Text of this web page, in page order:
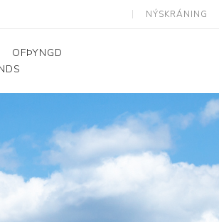
NÝSKRÁNING
Hjálpartæki
Flutningshjálpartæki
Gönguhjálpartæki
Smáhjálpartæki
OFÞYNGD